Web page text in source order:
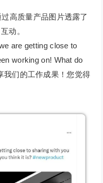
高质量产品图片透露了
动。
are getting close to
working on! What do
我们的工作成果！您觉得